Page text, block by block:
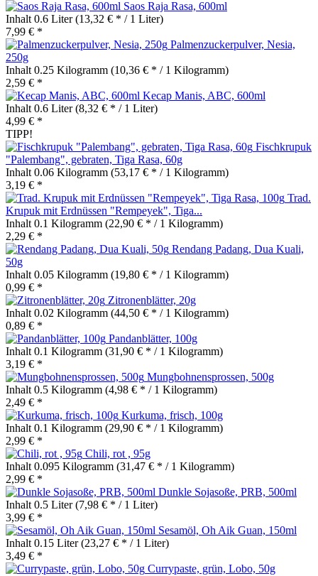
Saos Raja Rasa, 600ml
Inhalt 0.6 Liter(13,32 € * / 1 Liter)
7,99 € *
Palmenzuckerpulver, Nesia,
250g
Inhalt 0.25 Kilogramm (10,36 € * / 1 Kilogramm)
2,59 € *
Kecap Manis, ABC, 600ml
Inhalt 0.6 Liter(8,32 € * / 1 Liter)
4,99 € *
TIPP!
Fischkrupuk
"Palembang", gebraten, Tiga Rasa, 60g
Inhalt 0.06 Kilogramm (53,17 € * / 1 Kilogramm)
3,19 € *
Trad.
Krupuk mit Erdnüssen "Rempeyek", Tiga...
Inhalt 0.1 Kilogramm (22,90 € * / 1 Kilogramm)
2,29 € *
Rendang Padang, Dua Kuali,
50g
Inhalt 0.05 Kilogramm (19,80 € * / 1 Kilogramm)
0,99 € *
Zitronenblätter, 20g
Inhalt 0.02 Kilogramm (44,50 € * / 1 Kilogramm)
0,89 € *
Pandanblätter, 100g
Inhalt 0.1 Kilogramm (31,90 € * / 1 Kilogramm)
3,19 € *
Mungbohnensprossen, 500g
Inhalt 0.5 Kilogramm (4,98 € * / 1 Kilogramm)
2,49 € *
Kurkuma, frisch, 100g
Inhalt 0.1 Kilogramm (29,90 € * / 1 Kilogramm)
2,99 € *
Chili, rot , 95g
Inhalt 0.095 Kilogramm (31,47 € * / 1 Kilogramm)
2,99 € *
Dunkle Sojasoße, PRB, 500ml
Inhalt 0.5 Liter(7,98 € * / 1 Liter)
3,99 € *
Sesamöl, Oh Aik Guan, 150ml
Inhalt 0.15 Liter(23,27 € * / 1 Liter)
3,49 € *
Currypaste, grün, Lobo, 50g